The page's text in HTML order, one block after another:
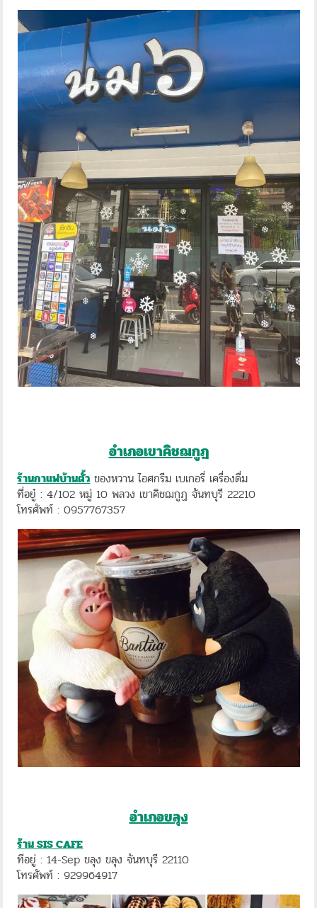
อำเภอเขาคิชฌกูฏ
ร้านกาแฟบ้านตั้ว ของหวาน ไอศกรีม เบเกอรี่ เครื่องดื่ม
ที่อยู๋ : 4/102 หมู่ 10 พลวง เขาคิชฌกูฏ จันทบุรี 22210
โทรศัพท์ : 0957767357
อำเภอขลุง
ร้าน SIS CAFE
ทีอยู่ : 14-Sep ขลุง ขลุง จันทบุรี 22110
โทรศัพท์ : 929964917